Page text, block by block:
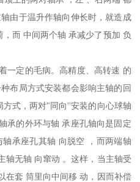
由于温升作轴向伸长时，就造成
而 中间两个轴 承减少了预加 负
一定的毛病。高精度、高转速 的
布局方式安装都会影响主轴的回
式，两对"同向''安装的向心球轴
承的外环与轴 承座孔轴向是固定
承座孔其轴 向脱空 ，而两端轴
轴无轴 向窜动 。这样，当主轴受
在套 筒里向中间移 动，因而补偿